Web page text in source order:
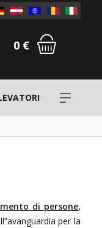
0 €
di persone,
per la